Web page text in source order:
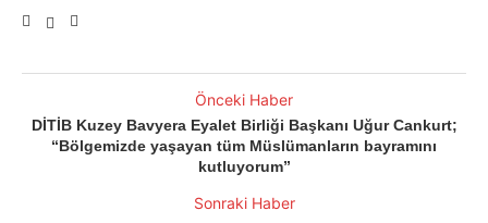
Önceki Haber
DİTİB Kuzey Bavyera Eyalet Birliği Başkanı Uğur Cankurt;
“Bölgemizde yaşayan tüm Müslümanların bayramını
kutluyorum”
Sonraki Haber